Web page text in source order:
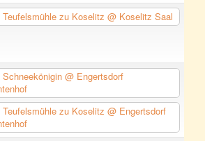
Teufelsmühle zu Koselitz @ Koselitz Saal
Schneekönigin @ Engertsdorf
Teufelsmühle zu Koselitz @ Engertsdorf